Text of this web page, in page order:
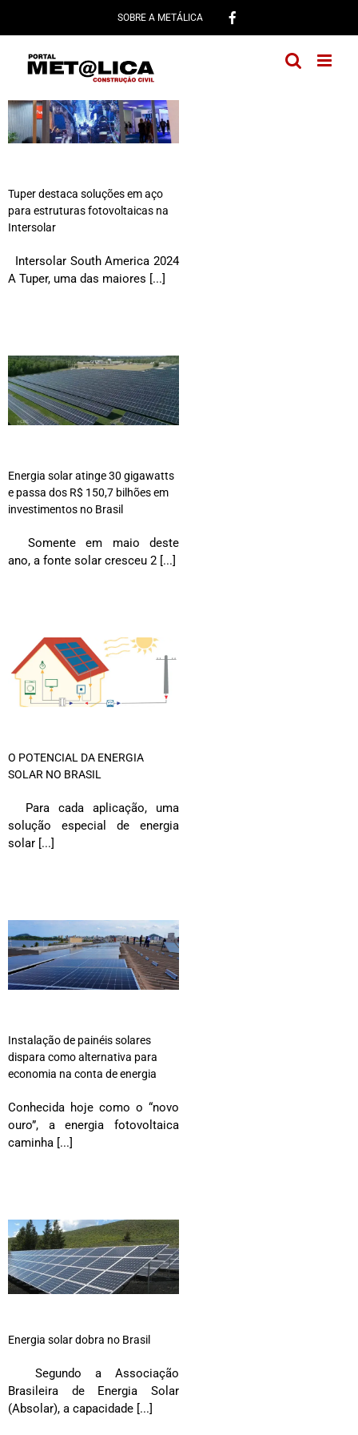
conteúdo
SOBRE A METÁLICA
Tuper destaca soluções em aço
para estruturas fotovoltaicas na
Intersolar
Intersolar South America 2024
A Tuper, uma das maiores [...]
Energia solar atinge 30 gigawatts
e passa dos R$ 150,7 bilhões em
investimentos no Brasil
Somente em maio deste
ano, a fonte solar cresceu 2 [...]
O POTENCIAL DA ENERGIA
SOLAR NO BRASIL
Para cada aplicação, uma
solução especial de energia
solar [...]
Instalação de painéis solares
dispara como alternativa para
economia na conta de energia
Conhecida hoje como o “novo
ouro”, a energia fotovoltaica
caminha [...]
Energia solar dobra no Brasil
Segundo a Associação
Brasileira de Energia Solar
(Absolar), a capacidade [...]